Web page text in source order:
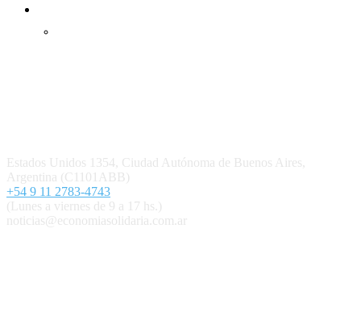
Estados Unidos 1354, Ciudad Autónoma de Buenos Aires,
Argentina (C1101ABB)
+54 9 11 2783-4743
(Lunes a viernes de 9 a 17 hs.)
noticias@economiasolidaria.com.ar